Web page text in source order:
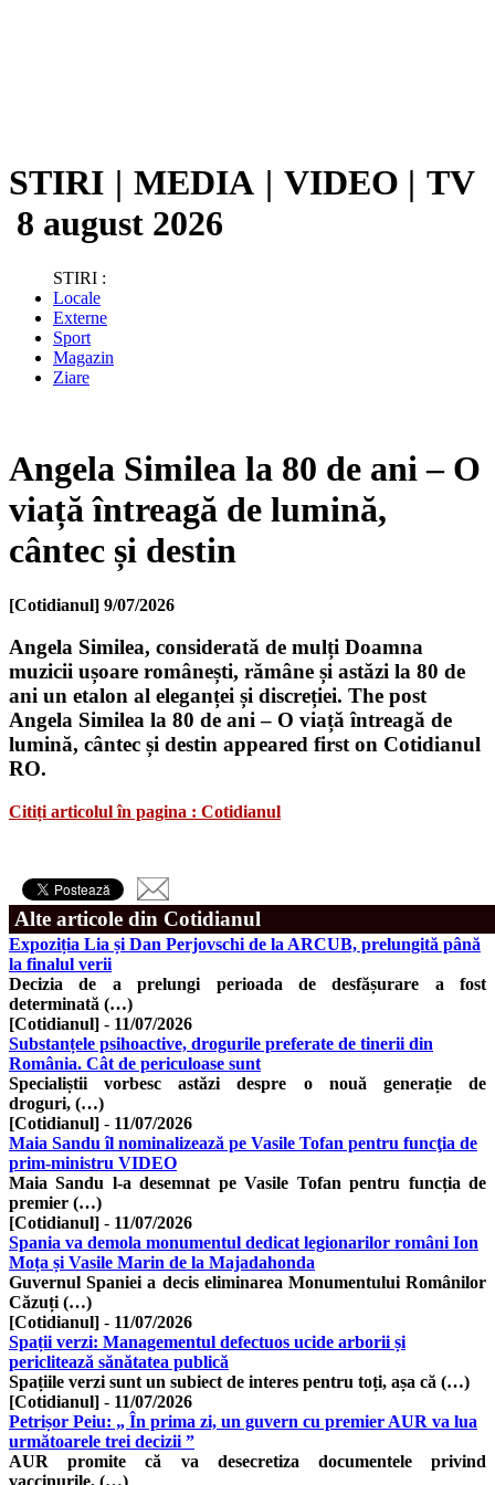
STIRI | MEDIA | VIDEO | TV
8 august 2026
STIRI :
Locale
Externe
Sport
Magazin
Ziare
Angela Similea la 80 de ani – O
viață întreagă de lumină,
cântec și destin
[Cotidianul] 9/07/2026
Angela Similea, considerată de mulți Doamna
muzicii ușoare românești, rămâne și astăzi la 80 de
ani un etalon al eleganței și discreției. The post
Angela Similea la 80 de ani – O viață întreagă de
lumină, cântec și destin appeared first on Cotidianul
RO.
Citiți articolul în pagina : Cotidianul
Alte articole din Cotidianul
Expoziția Lia și Dan Perjovschi de la ARCUB, prelungită până
la finalul verii
Decizia de a prelungi perioada de desfășurare a fost
determinată (…)
[Cotidianul] - 11/07/2026
Substanțele psihoactive, drogurile preferate de tinerii din
România. Cât de periculoase sunt
Specialiștii vorbesc astăzi despre o nouă generație de
droguri, (…)
[Cotidianul] - 11/07/2026
Maia Sandu îl nominalizează pe Vasile Tofan pentru funcţia de
prim-ministru VIDEO
Maia Sandu l-a desemnat pe Vasile Tofan pentru funcția de
premier (…)
[Cotidianul] - 11/07/2026
Spania va demola monumentul dedicat legionarilor români Ion
Moța și Vasile Marin de la Majadahonda
Guvernul Spaniei a decis eliminarea Monumentului Românilor
Căzuți (…)
[Cotidianul] - 11/07/2026
Spații verzi: Managementul defectuos ucide arborii și
periclitează sănătatea publică
Spațiile verzi sunt un subiect de interes pentru toți, așa că (…)
[Cotidianul] - 11/07/2026
Petrișor Peiu: „ În prima zi, un guvern cu premier AUR va lua
următoarele trei decizii ”
AUR promite că va desecretiza documentele privind